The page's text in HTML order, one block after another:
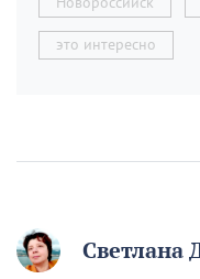
это интересно
Светлана